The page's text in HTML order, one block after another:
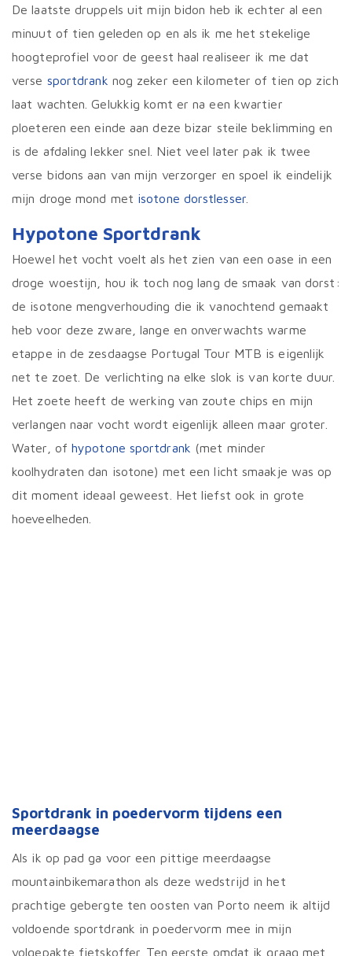
De laatste druppels uit mijn bidon heb ik echter al een
minuut of tien geleden op en als ik me het stekelige
hoogteprofiel voor de geest haal realiseer ik me dat
verse sportdrank nog zeker een kilometer of tien op zich
laat wachten. Gelukkig komt er na een kwartier
ploeteren een einde aan deze bizar steile beklimming en
is de afdaling lekker snel. Niet veel later pak ik twee
verse bidons aan van mijn verzorger en spoel ik eindelijk
mijn droge mond met isotone dorstlesser.
Hypotone Sportdrank
Hoewel het vocht voelt als het zien van een oase in een
droge woestijn, hou ik toch nog lang de smaak van dorst:
de isotone mengverhouding die ik vanochtend gemaakt
heb voor deze zware, lange en onverwachts warme
etappe in de zesdaagse Portugal Tour MTB is eigenlijk
net te zoet. De verlichting na elke slok is van korte duur.
Het zoete heeft de werking van zoute chips en mijn
verlangen naar vocht wordt eigenlijk alleen maar groter.
Water, of hypotone sportdrank (met minder
koolhydraten dan isotone) met een licht smaakje was op
dit moment ideaal geweest. Het liefst ook in grote
hoeveelheden.
Sportdrank in poedervorm tijdens een
meerdaagse
Als ik op pad ga voor een pittige meerdaagse
mountainbikemarathon als deze wedstrijd in het
prachtige gebergte ten oosten van Porto neem ik altijd
voldoende sportdrank in poedervorm mee in mijn
volgepakte fietskoffer. Ten eerste omdat ik graag met